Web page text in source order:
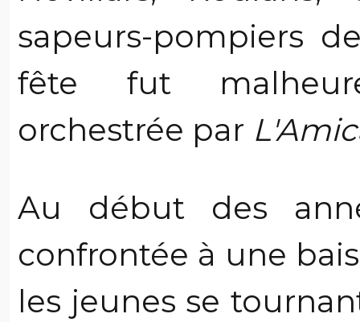
sapeurs-pompiers
fête fut
orchestrée par
Au début des
confrontée à une
les jeunes se